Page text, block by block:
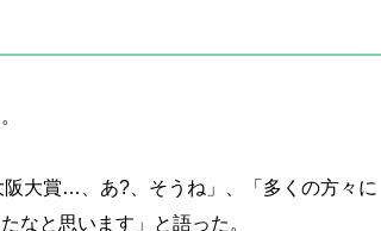
大賞…、あ?、そうね」、「多くの方々に
なと思います」と語った。